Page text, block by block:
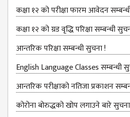
MANAGEMENT
SEMESTERS
MBS SECOND
SEMESTERS
MBS THIRD
SEMESTERS
कक्षा १२ को परीक्षा फारम आवेदन
कक्षा १२ को ग्रड वृद्धि परिक्षा सम्बन्धी
आन्तरिक परिक्षा सम्बन्धी सुचना !
English Language Classes सम्बन्धी
आन्तरिक परीक्षाको नतिजा प्रकाशन
कोरोना बोरुद्धको खोप लगाउने बारे सुचना